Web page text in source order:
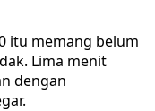
itu memang belum
Lima menit
dengan